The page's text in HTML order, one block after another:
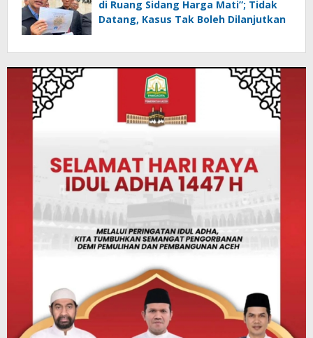
di Ruang Sidang Harga Mati”; Tidak
Datang, Kasus Tak Boleh Dilanjutkan